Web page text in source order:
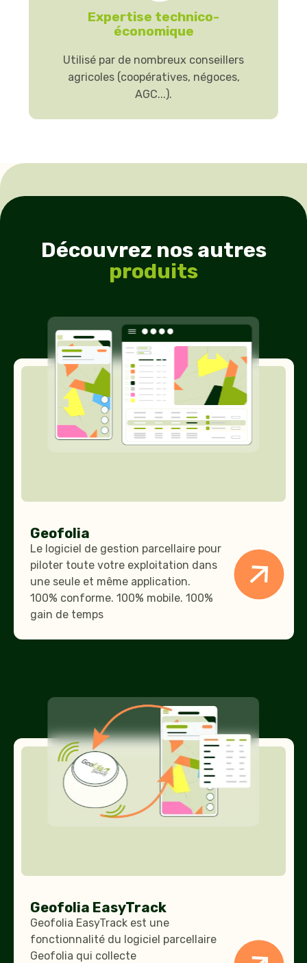
Expertise technico-
économique
Utilisé par de nombreux conseillers
agricoles (coopératives, négoces,
AGC...).
Découvrez nos autres
produits
Geofolia
Le logiciel de gestion parcellaire pour
piloter toute votre exploitation dans
une seule et même application.
100% conforme. 100% mobile. 100%
gain de temps
Geofolia
Geofolia EasyTrack
Geofolia EasyTrack est une
fonctionnalité du logiciel parcellaire
Geofolia qui collecte
Geofolia
EasyTrack